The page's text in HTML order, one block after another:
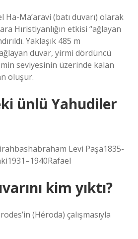
Ha-Ma’aravi (batı duvarı) olarak
Hıristiyanlığın etkisi “ağlayan
Yaklaşık 485 m
duvar, yirmi dördüncü
seviyesinin üzerinde kalan
oluşur.
ünlü Yahudiler
Levi Paşa1835-
kim yıktı?
(Héroda) çalışmasıyla